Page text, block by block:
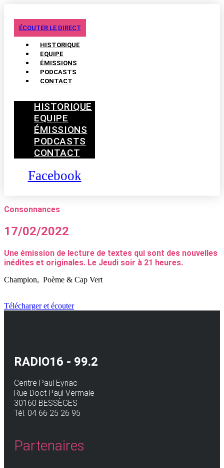
ÉCOUTER LE DIRECT
HISTORIQUE
EQUIPE
ÉMISSIONS
PODCASTS
CONTACT
HISTORIQUE
EQUIPE
ÉMISSIONS
PODCASTS
CONTACT
Facebook
Consonnances
17/02/2022
Une émission de lecture de textes qui sont des nouvelles
inédites et originales. Le Jeudi soir à 21 heures.
Champion, Poème & Cap Vert
Télécharger et écouter
RADIO16 - 99.2
Centre Paul Eyriac
Rue Doct Paul Vermale
30160 BESSÈGES
Tél. 04 66 25 26 95
Partenaires